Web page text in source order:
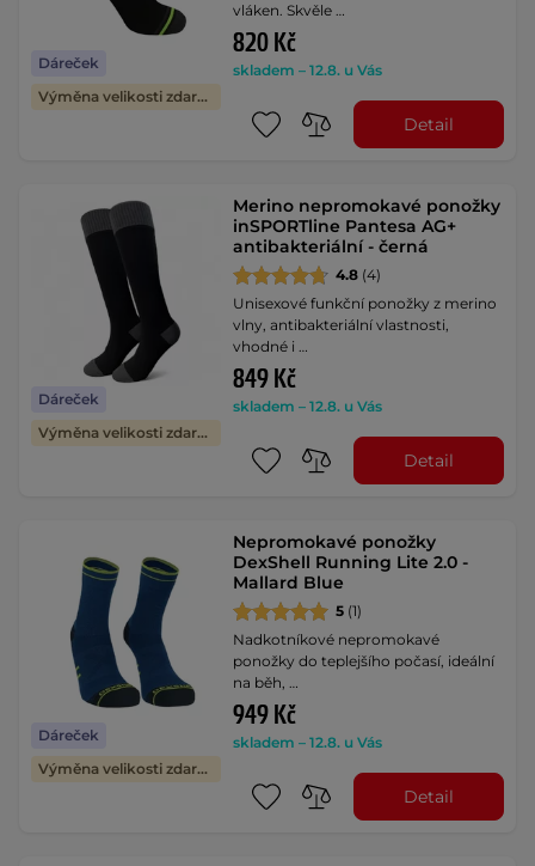
Dáreček
Výměna velikosti zdarma
vláken. Skvěle …
820 Kč
skladem – 12.8. u Vás
Detail
Dáreček
Výměna velikosti zdarma
Merino nepromokavé ponožky
inSPORTline Pantesa AG+
antibakteriální - černá
4.8 (4)
Unisexové funkční ponožky z merino
vlny, antibakteriální vlastnosti,
vhodné i …
849 Kč
skladem – 12.8. u Vás
Detail
Dáreček
Výměna velikosti zdarma
Nepromokavé ponožky
DexShell Running Lite 2.0 -
Mallard Blue
5 (1)
Nadkotníkové nepromokavé
ponožky do teplejšího počasí, ideální
na běh, …
949 Kč
skladem – 12.8. u Vás
Detail